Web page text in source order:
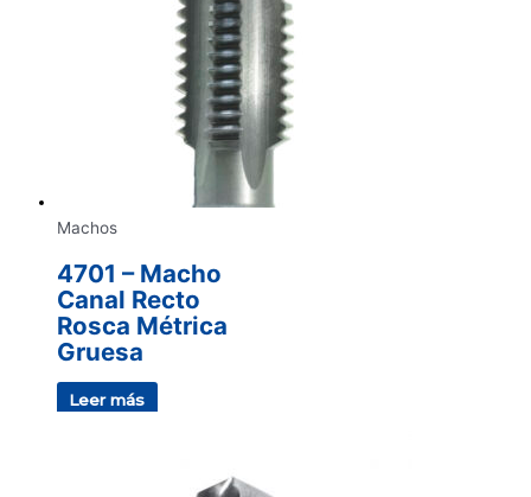
Machos
4701 – Macho
Canal Recto
Rosca Métrica
Gruesa
Leer más